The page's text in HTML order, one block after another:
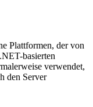
Plattformen, der von
basierten
verwendet,
den Server